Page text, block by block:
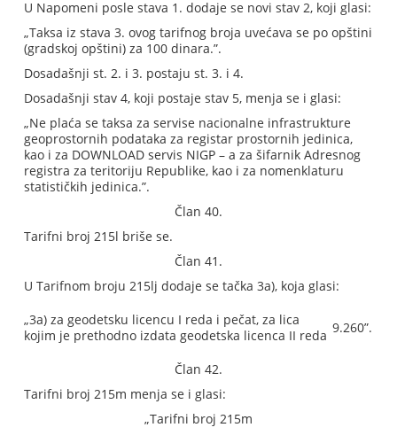
U Napomeni posle stava 1. dodaje se novi stav 2, koji glasi:
„Taksa iz stava 3. ovog tarifnog broja uvećava se po opštini
(gradskoj opštini) za 100 dinara.”.
Dosadašnji st. 2. i 3. postaju st. 3. i 4.
Dosadašnji stav 4, koji postaje stav 5, menja se i glasi:
„Ne plaća se taksa za servise nacionalne infrastrukture
geoprostornih podataka za registar prostornih jedinica,
kao i za DOWNLOAD servis NIGP – a za šifarnik Adresnog
registra za teritoriju Republike, kao i za nomenklaturu
statističkih jedinica.”.
Član 40.
Tarifni broj 215l briše se.
Član 41.
U Tarifnom broju 215lj dodaje se tačka 3a), koja glasi:
„3a) za geodetsku licencu I reda i pečat, za lica
kojim je prethodno izdata geodetska licenca II reda 9.260”.
Član 42.
Tarifni broj 215m menja se i glasi:
„Tarifni broj 215m